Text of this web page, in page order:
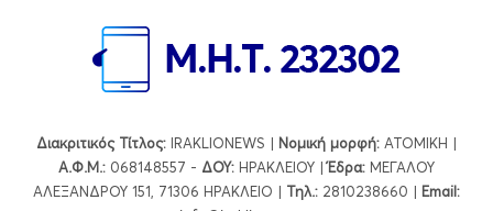
Διακριτικός Τίτλος: IRAKLIONEWS | Νομική μορφή: ΑΤΟΜΙΚΗ |
Α.Φ.Μ.: 068148557 - ΔΟΥ: ΗΡΑΚΛΕΙΟΥ |Έδρα: ΜΕΓΑΛΟΥ
ΑΛΕΞΑΝΔΡΟΥ 151, 71306 ΗΡΑΚΛΕΙΟ | Τηλ.: 2810238660 | Εmail: